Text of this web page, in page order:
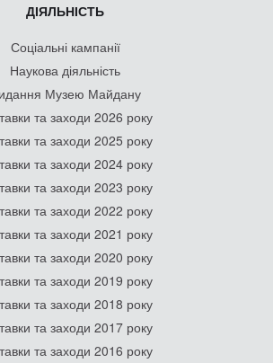
ДІЯЛЬНІСТЬ
Соціальні кампанії
Наукова діяльність
Музею Майдану
та заходи 2026 року
та заходи 2025 року
та заходи 2024 року
та заходи 2023 року
та заходи 2022 року
та заходи 2021 року
та заходи 2020 року
та заходи 2019 року
та заходи 2018 року
та заходи 2017 року
та заходи 2016 року